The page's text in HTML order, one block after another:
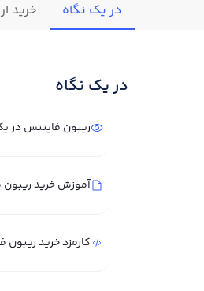
در یک نگاه خرید
در یک نگاه
ریبون فایننس در
آموزش خرید
کارمزد خرید ریبون